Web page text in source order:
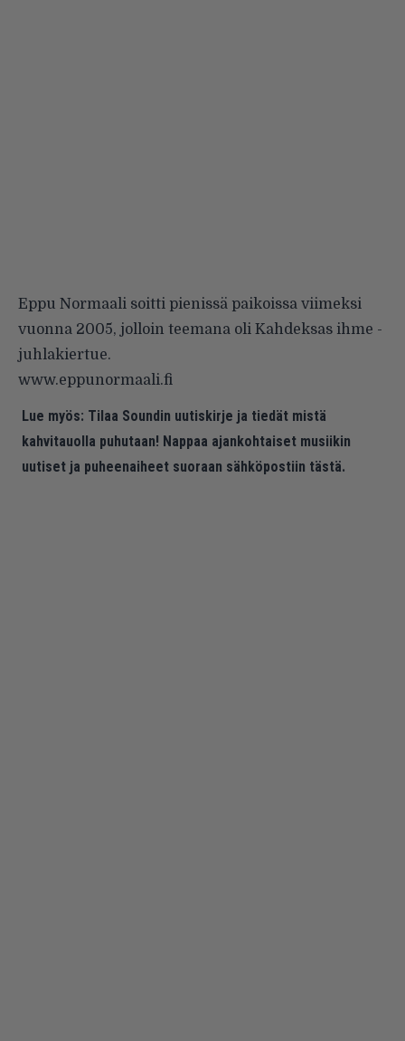
Eppu Normaali soitti pienissä paikoissa viimeksi
vuonna 2005, jolloin teemana oli Kahdeksas ihme -
juhlakiertue.
www.eppunormaali.fi
Lue myös: Tilaa Soundin uutiskirje ja tiedät mistä
kahvitauolla puhutaan! Nappaa ajankohtaiset musiikin
uutiset ja puheenaiheet suoraan sähköpostiin tästä.